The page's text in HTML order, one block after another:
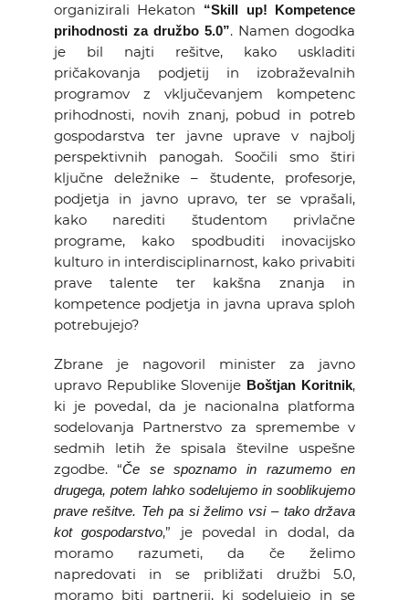
organizirali Hekaton
“Skill up! Kompetence
prihodnosti za družbo 5.0”. Namen dogodka
je bil najti rešitve, kako uskladiti
pričakovanja podjetij in izobraževalnih
programov z vključevanjem kompetenc
prihodnosti, novih znanj, pobud in potreb
gospodarstva ter javne uprave v najbolj
perspektivnih panogah. Soočili smo štiri
ključne deležnike – študente, profesorje,
podjetja in javno upravo, ter se vprašali,
kako narediti študentom privlačne
programe, kako spodbuditi inovacijsko
kulturo in interdisciplinarnost, kako privabiti
prave talente ter kakšna znanja in
kompetence podjetja in javna uprava sploh
potrebujejo?
Zbrane je nagovoril minister za javno
upravo Republike Slovenije Boštjan Koritnik,
ki je povedal, da je nacionalna platforma
sodelovanja Partnerstvo za spremembe v
sedmih letih že spisala številne uspešne
zgodbe. “Če se spoznamo in razumemo en
drugega, potem lahko sodelujemo in sooblikujemo
prave rešitve. Teh pa si želimo vsi – tako država
kot gospodarstvo,” je povedal in dodal, da
moramo razumeti, da če želimo
napredovati in se približati družbi 5.0,
moramo biti partnerji, ki sodelujejo in se